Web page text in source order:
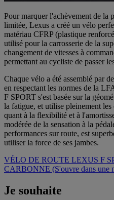
Pour marquer l'achèvement de la
limitée, Lexus a créé un vélo
matériau CFRP (plastique
utilisé pour la carrosserie de la
changement de vitesses à
permettant au cycliste de passer
Chaque vélo a été assemblé par
en respectant les normes de la
F SPORT s'est basée sur la
la fatigue, et utilise pleinement
quant à la flexibilité et à
modérée de la sensation à la
performances sur route, est
utiliser la force de ses jambes.
VÉLO DE ROUTE LEXUS F
CARBONNE (S'ouvre dans une
Je souhaite